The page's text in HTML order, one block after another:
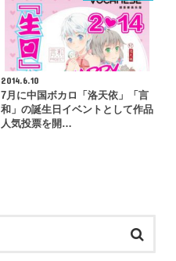
2014.6.10
7月に中国ボカロ「洛天依」「言
和」の誕生日イベントとして作品
人気投票を開…